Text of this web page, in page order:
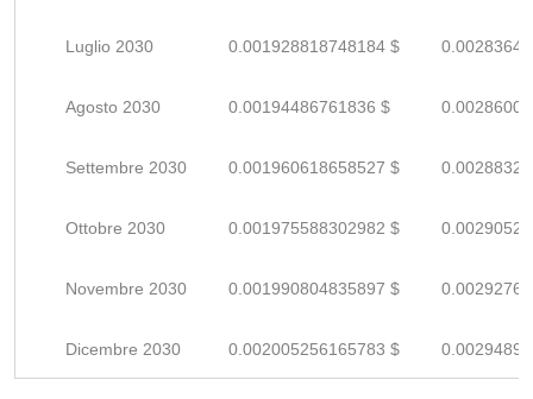
Luglio 2030 0.001928818748184 $
Agosto 2030 0.00194486761836 $
Settembre 2030 0.001960618658527 $
Ottobre 2030 0.001975588302982 $
Novembre 2030 0.001990804835897 $
Dicembre 2030 0.002005256165783 $